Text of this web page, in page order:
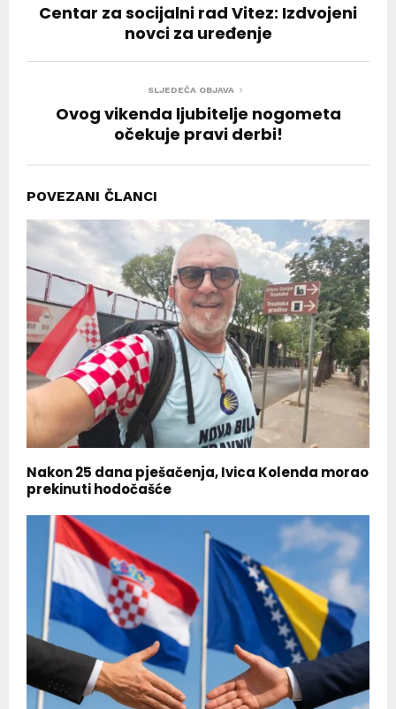
Centar za socijalni rad Vitez: Izdvojeni
novci za uređenje
SLJEDEĆA OBJAVA
Ovog vikenda ljubitelje nogometa
očekuje pravi derbi!
POVEZANI ČLANCI
Nakon 25 dana pješačenja, Ivica Kolenda morao
prekinuti hodočašće